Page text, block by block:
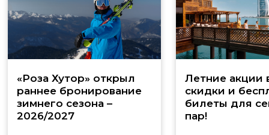
«Роза Хутор» открыл
раннее бронирование
зимнего сезона –
2026/2027
Летние акции
скидки и
билеты для
пар!